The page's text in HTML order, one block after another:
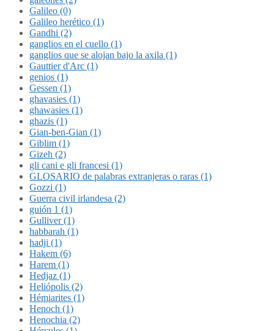
Galileo (0)
Galileo herético (1)
Gandhi (2)
ganglios en el cuello (1)
ganglios que se alojan bajo la axila (1)
Gauttier d'Arc (1)
genios (1)
Gessen (1)
ghavasies (1)
ghawasies (1)
ghazis (1)
Gian-ben-Gian (1)
Giblim (1)
Gizeh (2)
gli cani e gli francesi (1)
GLOSARIO de palabras extranjeras o raras (1)
Gozzi (1)
Guerra civil irlandesa (2)
guión 1 (1)
Gulliver (1)
habbarah (1)
hadji (1)
Hakem (6)
Harem (1)
Hedjaz (1)
Heliópolis (2)
Hémiarites (1)
Henoch (1)
Henochia (2)